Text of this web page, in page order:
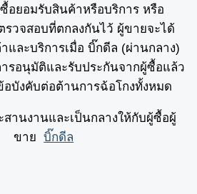
อยอมรับสินค้าหรือบริการ หรือ
รวจสอบที่ตกลงกันไว้ ผู้ขายจะได้
และบริการเมื่อ บิ๊กดีล (ผ่านกลาง)
รอนุมัติและรับประกันจากผู้ซื้อแล้ว
บังคับต่อต้านการฉ้อโกงทั้งหมด
านงานและเป็นกลางให้กับผู้ซื้อผู้
ขาย บิ๊กดีล